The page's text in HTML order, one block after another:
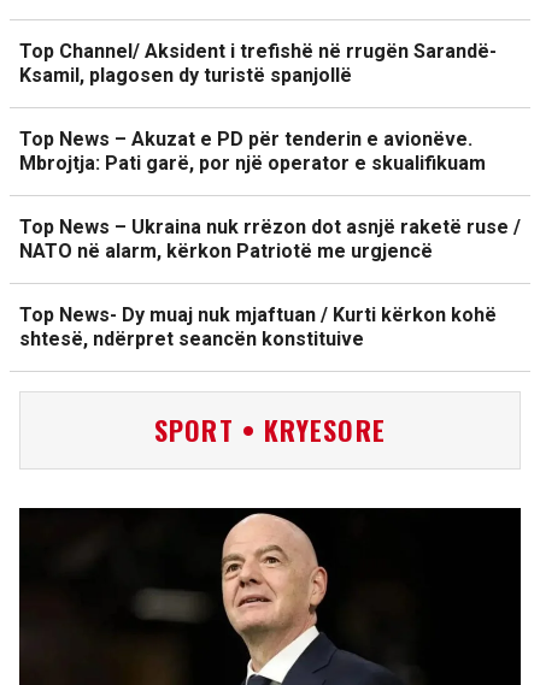
Top Channel/ Aksident i trefishë në rrugën Sarandë-
Ksamil, plagosen dy turistë spanjollë
Top News – Akuzat e PD për tenderin e avionëve.
Mbrojtja: Pati garë, por një operator e skualifikuam
Top News – Ukraina nuk rrëzon dot asnjë raketë ruse /
NATO në alarm, kërkon Patriotë me urgjencë
Top News- Dy muaj nuk mjaftuan / Kurti kërkon kohë
shtesë, ndërpret seancën konstituive
SPORT • KRYESORE